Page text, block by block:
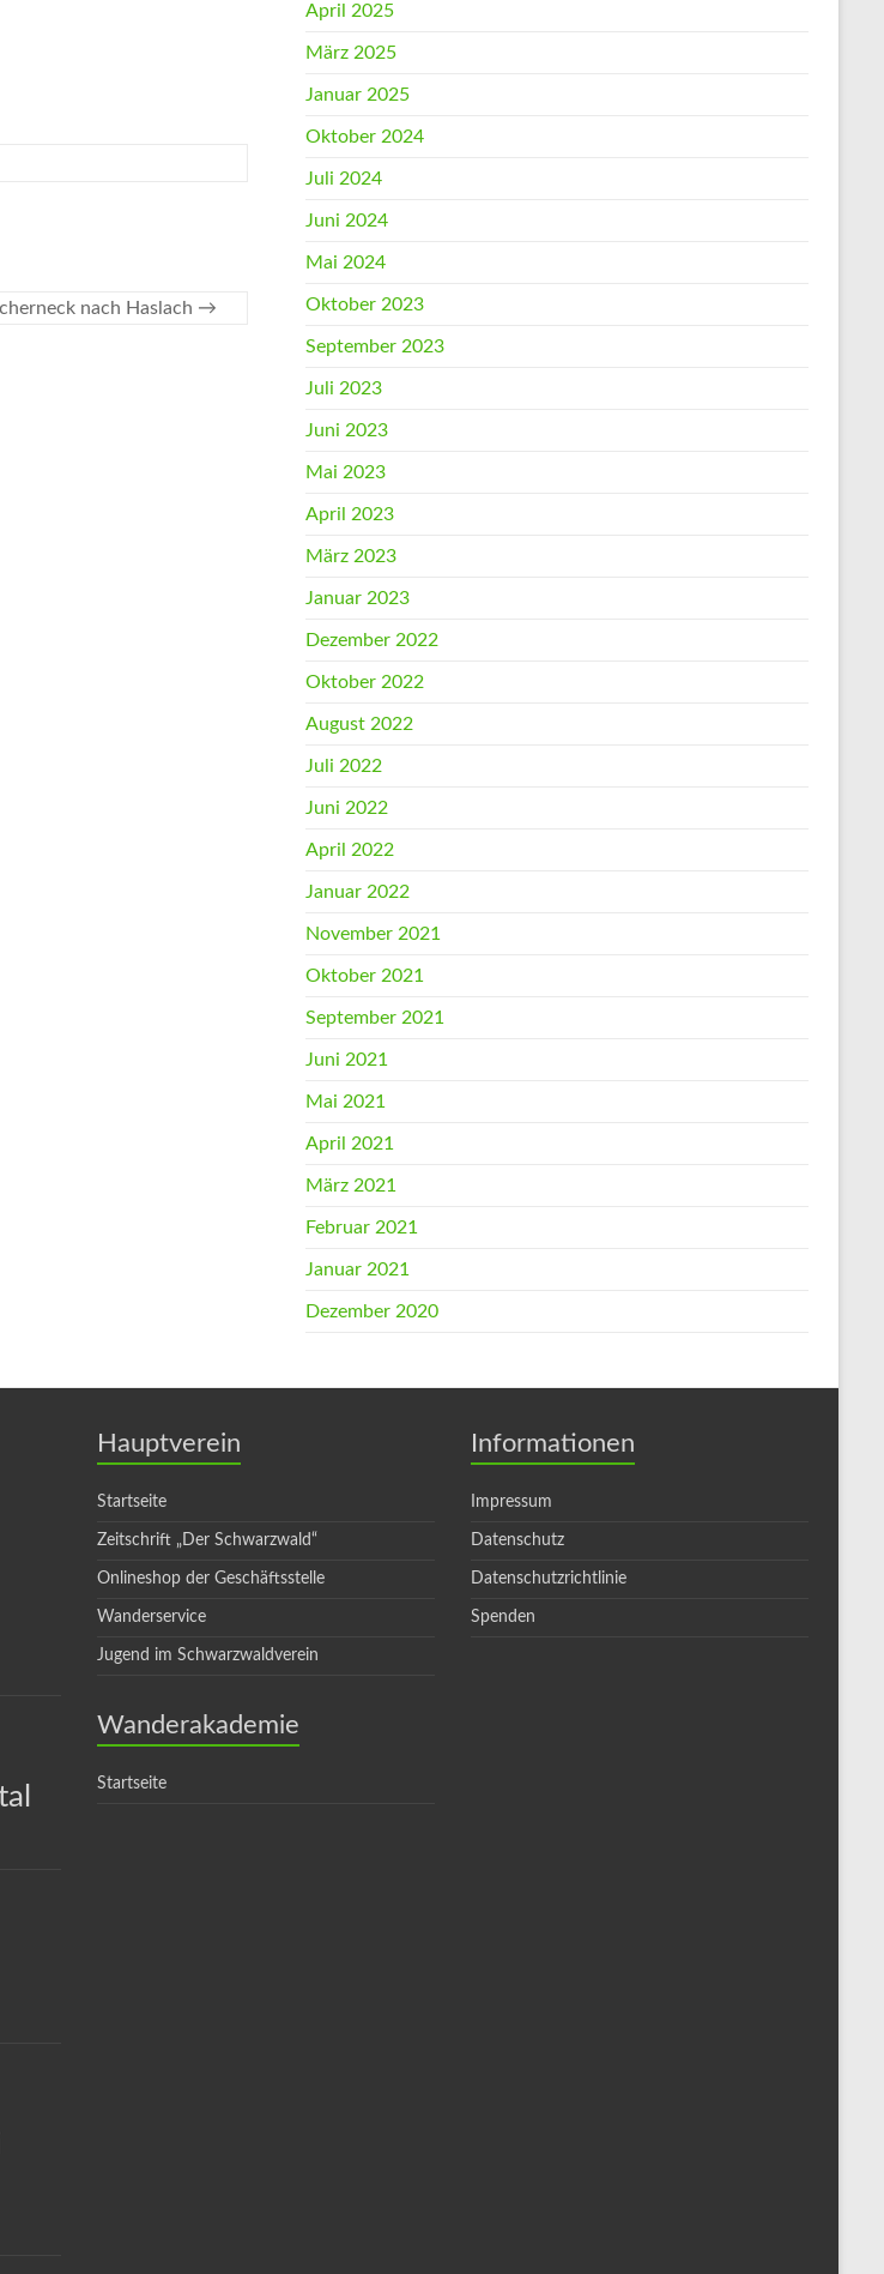
nach Haslach →
April 2025
März 2025
Januar 2025
Oktober 2024
Juli 2024
Juni 2024
Mai 2024
Oktober 2023
September 2023
Juli 2023
Juni 2023
Mai 2023
April 2023
März 2023
Januar 2023
Dezember 2022
Oktober 2022
August 2022
Juli 2022
Juni 2022
April 2022
Januar 2022
November 2021
Oktober 2021
September 2021
Juni 2021
Mai 2021
April 2021
März 2021
Februar 2021
Januar 2021
Dezember 2020
Hauptverein
Startseite
Zeitschrift „Der Schwarzwald“
Onlineshop der Geschäftsstelle
Wanderservice
Jugend im Schwarzwaldverein
Wanderakademie
Startseite
Informationen
Impressum
Datenschutz
Datenschutzrichtlinie
Spenden